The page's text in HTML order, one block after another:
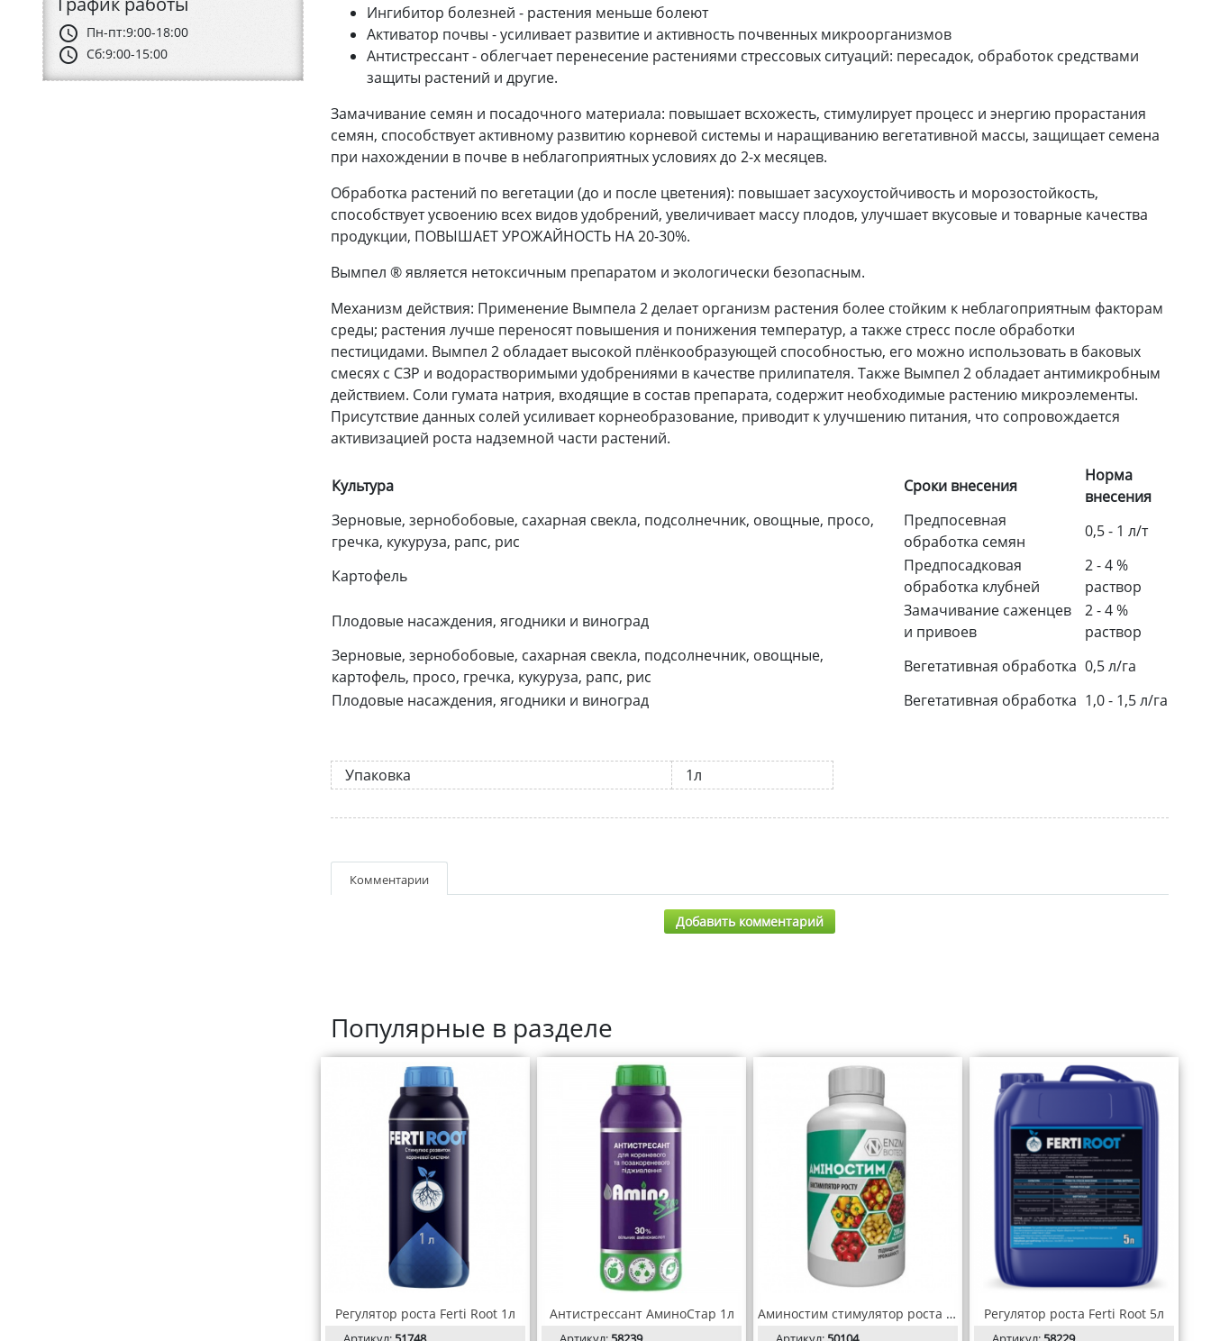
schedule Пн-пт:9:00-18:00
schedule Сб:9:00-15:00
Ингибитор болезней - растения меньше болеют
Активатор почвы - усиливает развитие и активность почвенных микроорганизмов
Антистрессант - облегчает перенесение растениями стрессовых ситуаций: пересадок, обработок средствами
защиты растений и другие.
Замачивание семян и посадочного материала: повышает всхожесть, стимулирует процесс и энергию прорастания
семян, способствует активному развитию корневой системы и наращиванию вегетативной массы, защищает семена
при нахождении в почве в неблагоприятных условиях до 2-х месяцев.
Обработка растений по вегетации (до и после цветения): повышает засухоустойчивость и морозостойкость,
способствует усвоению всех видов удобрений, увеличивает массу плодов, улучшает вкусовые и товарные качества
продукции, ПОВЫШАЕТ УРОЖАЙНОСТЬ НА 20-30%.
Вымпел ® является нетоксичным препаратом и экологически безопасным.
Механизм действия: Применение Вымпела 2 делает организм растения более стойким к неблагоприятным факторам
среды; растения лучше переносят повышения и понижения температур, а также стресс после обработки
пестицидами. Вымпел 2 обладает высокой плёнкообразующей способностью, его можно использовать в баковых
смесях с СЗР и водорастворимыми удобрениями в качестве прилипателя. Также Вымпел 2 обладает антимикробным
действием. Соли гумата натрия, входящие в состав препарата, содержит необходимые растению микроэлементы.
Присутствие данных солей усиливает корнеобразование, приводит к улучшению питания, что сопровождается
активизацией роста надземной части растений.
Культура Сроки внесения
Норма
внесения
Зерновые, зернобобовые, сахарная свекла, подсолнечник, овощные, просо,
гречка, кукуруза, рапс, рис
Предпосевная
обработка семян
0,5 - 1 л/т
Картофель
Предпосадковая
обработка клубней
2 - 4 %
раствор
Плодовые насаждения, ягодники и виноград
Замачивание саженцев
и привоев
2 - 4 %
раствор
Зерновые, зернобобовые, сахарная свекла, подсолнечник, овощные,
картофель, просо, гречка, кукуруза, рапс, рис
Вегетативная обработка 0,5 л/га
Плодовые насаждения, ягодники и виноград
Вегетативная обработка 1,0 - 1,5 л/га
Упаковка 1л
Комментарии
Добавить комментарий
Популярные в разделе
Регулятор роста Ferti Root 1л Антистрессант АминоСтар 1л Аминостим стимулятор роста 200 мл Энзим Агро Регулятор роста Ferti Root 5л